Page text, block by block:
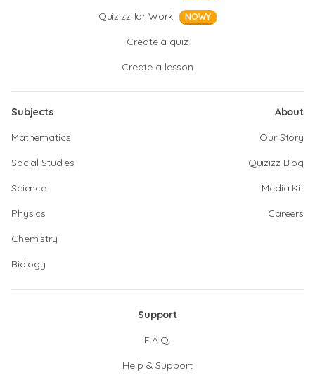
Quizizz for Work NOWY
Create a quiz
Create a lesson
Subjects
Mathematics
Social Studies
Science
Physics
Chemistry
Biology
About
Our Story
Quizizz Blog
Media Kit
Careers
Support
F.A.Q.
Help & Support